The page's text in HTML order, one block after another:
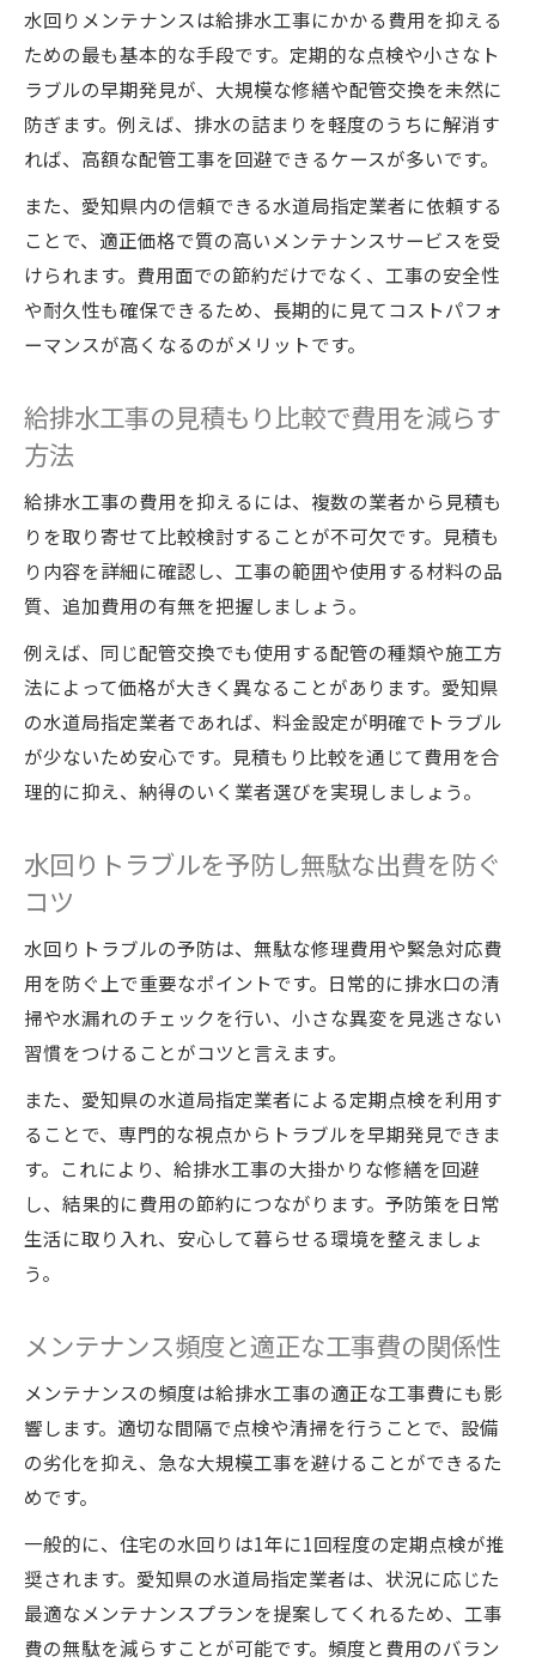
愛知県の業者レビューや実績の重要性
指定業者一覧の活用で信頼度を確保する方
法
資格や認定で判断する給排水工事の信頼性
指定業者選びで安心を得るポイントとは
水回りメンテナンスで安心な業者選定の基
準
指定業者一覧を活用した比較検討のコツ
愛知県で安心できる給排水工事業者の見分
け方
事前相談と見積もりが安心感につながる理
安心して依頼できる水道工事の秘訣
水回りメンテナンスで信頼構築する方法
給排水工事依頼時の安心ポイント解説
依頼前に確認すべき水道局の情報とは
愛知県の水道工事で後悔しないための工夫
補助金活用で水回り負担を減らす方法
補助金制度を活用した給排水工事費用削減
水回りメンテナンスと補助金申請の流れ
給水引き込み補助金の最新情報をチェック
補助金条件と申請手続きのポイント解説
悪質業者の見分け方とトラブル防止策
水回りメンテナンスで悪質業者を避ける方
法
給排水工事のトラブル事例と防止ポイント
口コミや一覧情報で信頼性を見抜くコツ
愛知県で注意すべき悪質業者の特徴
水道局指定と実績が安全性のカギとなる理
水回りメンテナンスは給排水工事にかかる費用を抑える
ための最も基本的な手段です。定期的な点検や小さなト
ラブルの早期発見が、大規模な修繕や配管交換を未然に
防ぎます。例えば、排水の詰まりを軽度のうちに解消す
れば、高額な配管工事を回避できるケースが多いです。
また、愛知県内の信頼できる水道局指定業者に依頼する
ことで、適正価格で質の高いメンテナンスサービスを受
けられます。費用面での節約だけでなく、工事の安全性
や耐久性も確保できるため、長期的に見てコストパフォ
ーマンスが高くなるのがメリットです。
給排水工事の見積もり比較で費用を減らす
方法
給排水工事の費用を抑えるには、複数の業者から見積も
りを取り寄せて比較検討することが不可欠です。見積も
り内容を詳細に確認し、工事の範囲や使用する材料の品
質、追加費用の有無を把握しましょう。
例えば、同じ配管交換でも使用する配管の種類や施工方
法によって価格が大きく異なることがあります。愛知県
の水道局指定業者であれば、料金設定が明確でトラブル
が少ないため安心です。見積もり比較を通じて費用を合
理的に抑え、納得のいく業者選びを実現しましょう。
水回りトラブルを予防し無駄な出費を防ぐ
コツ
水回りトラブルの予防は、無駄な修理費用や緊急対応費
用を防ぐ上で重要なポイントです。日常的に排水口の清
掃や水漏れのチェックを行い、小さな異変を見逃さない
習慣をつけることがコツと言えます。
また、愛知県の水道局指定業者による定期点検を利用す
ることで、専門的な視点からトラブルを早期発見できま
す。これにより、給排水工事の大掛かりな修繕を回避
し、結果的に費用の節約につながります。予防策を日常
生活に取り入れ、安心して暮らせる環境を整えましょ
う。
メンテナンス頻度と適正な工事費の関係性
メンテナンスの頻度は給排水工事の適正な工事費にも影
響します。適切な間隔で点検や清掃を行うことで、設備
の劣化を抑え、急な大規模工事を避けることができるた
めです。
一般的に、住宅の水回りは1年に1回程度の定期点検が推
奨されます。愛知県の水道局指定業者は、状況に応じた
最適なメンテナンスプランを提案してくれるため、工事
費の無駄を減らすことが可能です。頻度と費用のバラン